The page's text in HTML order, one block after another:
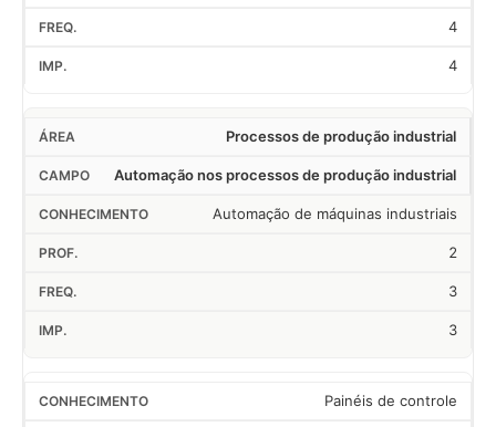
4
4
Processos de produção industrial
Automação nos processos de produção industrial
Automação de máquinas industriais
2
3
3
Painéis de controle